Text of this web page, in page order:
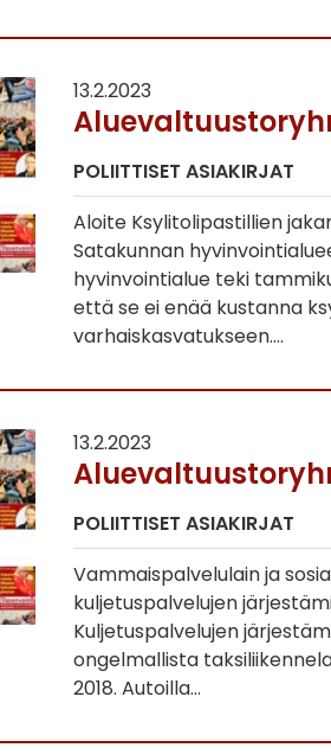
13.2.2023
POLIITTISET ASIAKIRJAT
Aloite Ksylitolipastillien
Satakunnan
hyvinvointialue teki
että se ei enää kustanna
varhaiskasvatukseen….
13.2.2023
POLIITTISET ASIAKIRJAT
Vammaispalvelulain ja
kuljetuspalvelujen
Kuljetuspalvelujen
ongelmallista
2018. Autoilla…